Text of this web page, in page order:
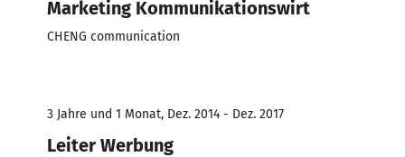
Marketing Kommunikationswirt
CHENG communication
3 Jahre und 1 Monat, Dez. 2014 - Dez. 2017
Leiter Werbung